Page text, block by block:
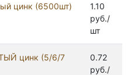
цинк (6500шт)
1.10
руб./
шт
цинк (5/6/7
0.72
руб./